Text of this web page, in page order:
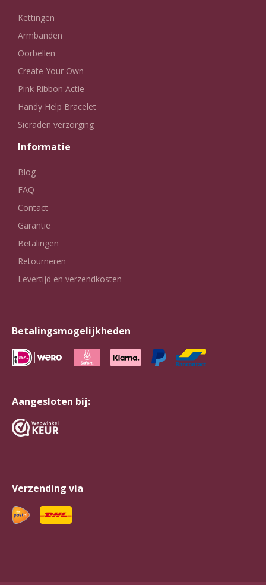
Kettingen
Armbanden
Oorbellen
Create Your Own
Pink Ribbon Actie
Handy Help Bracelet
Sieraden verzorging
Informatie
Blog
FAQ
Contact
Garantie
Betalingen
Retourneren
Levertijd en verzendkosten
Betalingsmogelijkheden
Aangesloten bij:
Verzending via